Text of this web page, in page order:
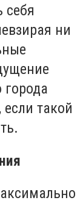
себя
ни
такой